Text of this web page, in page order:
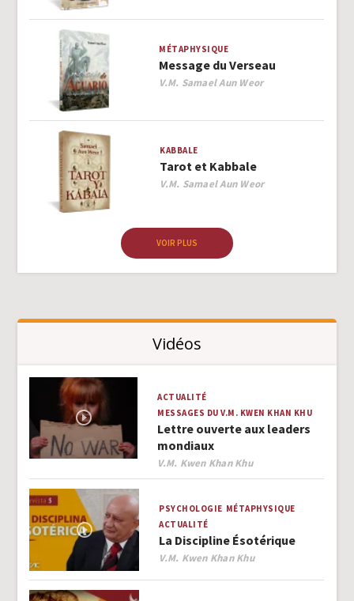
MÉTAPHYSIQUE
Message du Verseau
Author
V.M. Samael Aun Weor
KABBALE
Tarot et Kabbale
Author
V.M. Samael Aun Weor
VOIR PLUS
Vidéos
ACTUALITÉ
MESSAGES DU V.M. KWEN KHAN KHU
Lettre ouverte aux leaders
mondiaux
Author
V.M. Kwen Khan Khu
PSYCHOLOGIE MÉTAPHYSIQUE
ACTUALITÉ
La Discipline Ésotérique
Author
V.M. Kwen Khan Khu